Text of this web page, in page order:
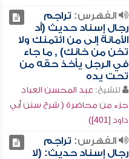
الفهرس: تراجم
رجال إسناد حديث (أد
الأمانة إلى من ائتمنك ولا
تخن من خانك) , ما جاء
في الرجل يأخذ حقه من
تحت يده
للشيخ: عبد المحسن العباد
جزء من محاضرة ( شرح سنن أبي
داود [401])
الفهرس: تراجم
رجال إسناد حديث: (لا